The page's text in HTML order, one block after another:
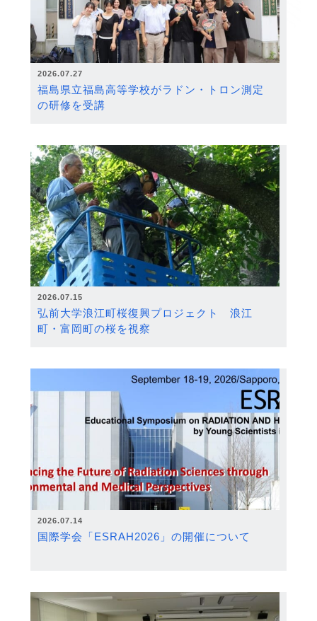
2026.07.27
福島県立福島高等学校がラドン・トロン測定
の研修を受講
2026.07.15
弘前大学浪江町桜復興プロジェクト 浪江
町・富岡町の桜を視察
2026.07.14
国際学会「ESRAH2026」の開催について